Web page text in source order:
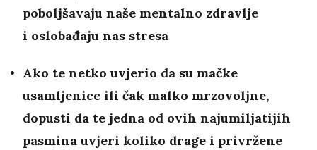
poboljšavaju naše mentalno zdravlje
i oslobađaju nas stresa
Ako te netko uvjerio da su mačke
usamljenice ili čak malko mrzovoljne,
dopusti da te jedna od ovih najumiljatijih
pasmina uvjeri koliko drage i privržene